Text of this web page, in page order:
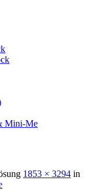
Mini-Me
1853 × 3294 in